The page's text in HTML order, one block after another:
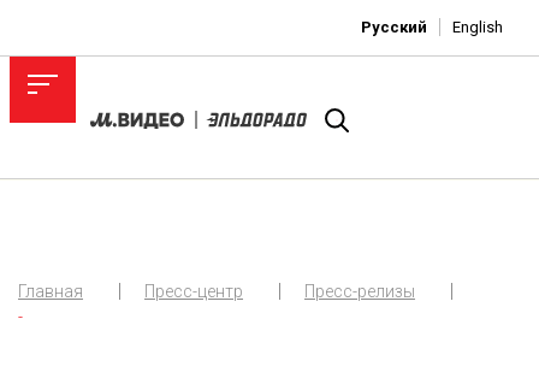
Русский English
Главная Пресс-центр
Пресс-релизы
-